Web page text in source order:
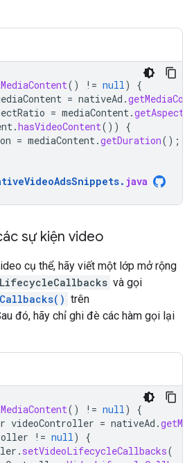
() != null)
{
= nativeAd .
= mediaContent.
.hasVideoContent())
{
= mediaContent.getDuration();
. java
sự kiện video
cụ thể, hãy viết một lớp mở rộng
và gọi
trên
đó, hãy chỉ ghi đè các hàm gọi lại
() != null)
{
videoController = nativeAd .
!= null)
{
. setVideoLifecycleCallbacks(